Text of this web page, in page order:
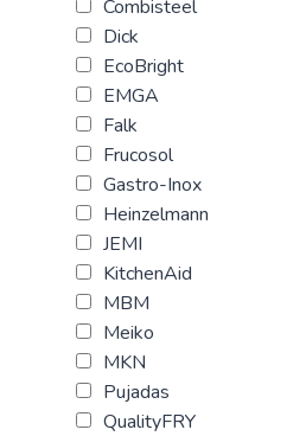
Combisteel
Dick
EcoBright
EMGA
Falk
Frucosol
Gastro-Inox
Heinzelmann
JEMI
KitchenAid
MBM
Meiko
MKN
Pujadas
QualityFRY